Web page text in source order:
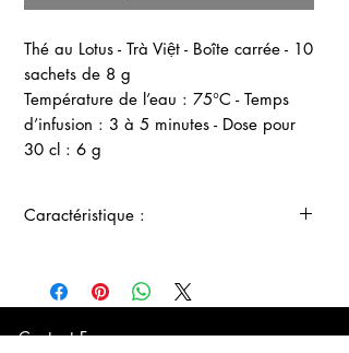
Thé au Lotus - Trà Việt - Boîte carrée - 10
sachets de 8 g
Température de l’eau : 75°C - Temps
d’infusion : 3 à 5 minutes - Dose pour
30 cl : 6 g
Caractéristique :
ville de la province de Lâm Đồng dans
la région des Hautes Terres Centrales
du Vietnam. Ce thé est cultivé à une
Contact France :